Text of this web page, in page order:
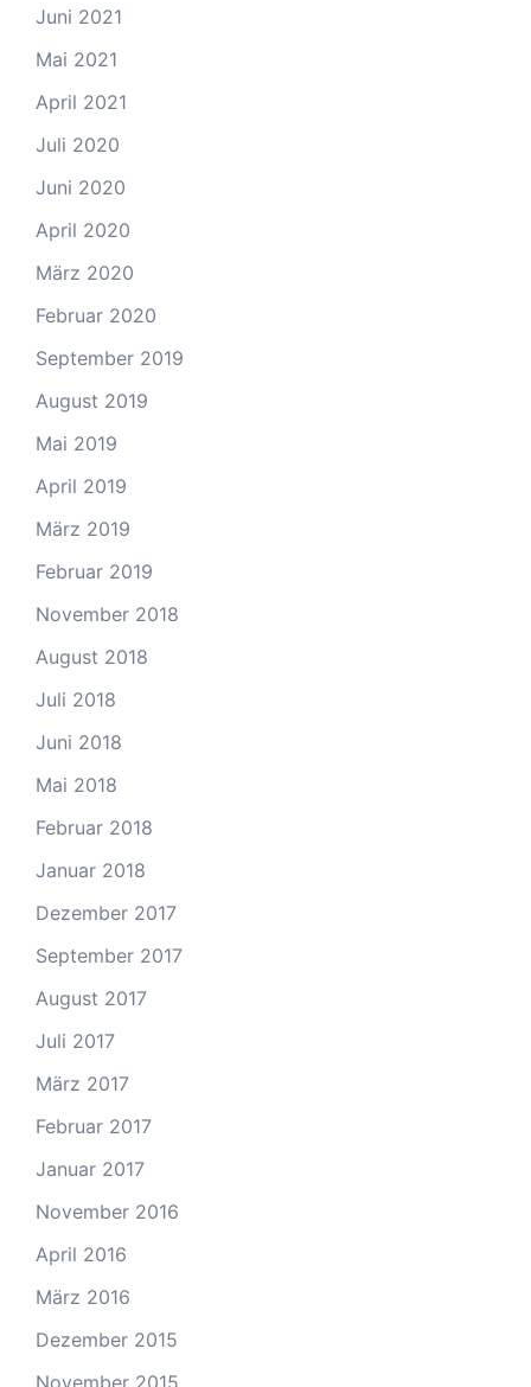
Juni 2021
Mai 2021
April 2021
Juli 2020
Juni 2020
April 2020
März 2020
Februar 2020
September 2019
August 2019
Mai 2019
April 2019
März 2019
Februar 2019
November 2018
August 2018
Juli 2018
Juni 2018
Mai 2018
Februar 2018
Januar 2018
Dezember 2017
September 2017
August 2017
Juli 2017
März 2017
Februar 2017
Januar 2017
November 2016
April 2016
März 2016
Dezember 2015
November 2015